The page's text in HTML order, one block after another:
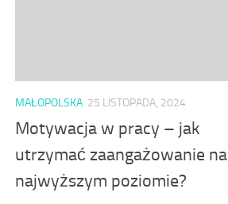
MAŁOPOLSKA 25 LISTOPADA, 2024
Motywacja w pracy – jak
utrzymać zaangażowanie na
najwyższym poziomie?